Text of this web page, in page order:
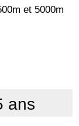
et 5000m
ans